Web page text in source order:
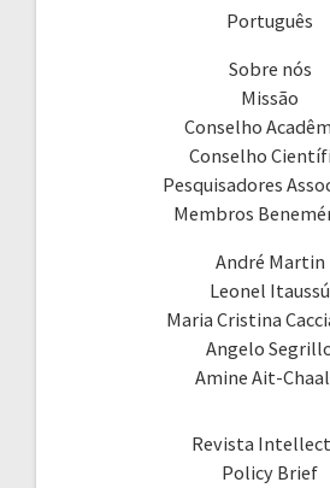
Português
Sobre nós
Missão
Conselho
Conselho
Pesquisadores
Membros
André Martin
Leonel Itaussú
Maria Cristina
Angelo
Amine Ait-
Revista
Policy Brief